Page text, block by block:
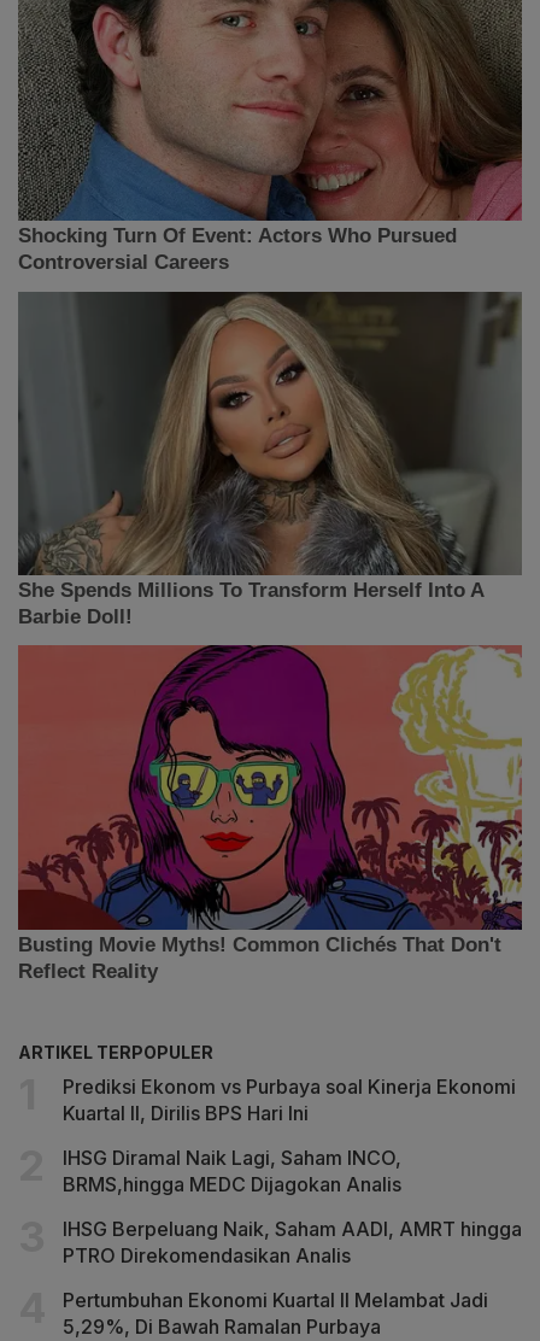
ARTIKEL TERPOPULER
Prediksi Ekonom vs Purbaya soal Kinerja Ekonomi
Kuartal II, Dirilis BPS Hari Ini
IHSG Diramal Naik Lagi, Saham INCO,
BRMS,hingga MEDC Dijagokan Analis
IHSG Berpeluang Naik, Saham AADI, AMRT hingga
PTRO Direkomendasikan Analis
Pertumbuhan Ekonomi Kuartal II Melambat Jadi
5,29%, Di Bawah Ramalan Purbaya